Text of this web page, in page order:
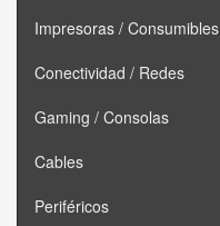
Impresoras / Consumibles
Conectividad / Redes
Gaming / Consolas
Cables
Periféricos